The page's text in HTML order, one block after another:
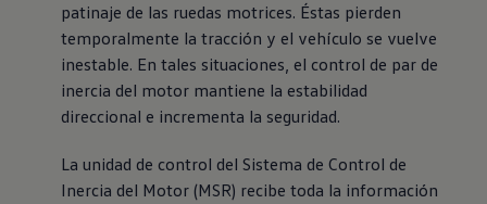
patinaje de las ruedas motrices. Éstas pierden
temporalmente la tracción y el vehículo se vuelve
inestable. En tales situaciones, el control de par de
inercia del motor mantiene la estabilidad
direccional e incrementa la seguridad.
La unidad de control del Sistema de Control de
Inercia del Motor (MSR) recibe toda la información